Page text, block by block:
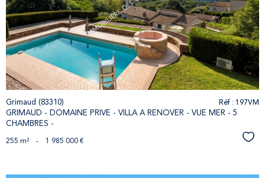
bien
Grimaud (83310)
GRIMAUD - DOMAINE PRIVE - VILLA A RENOVER - VUE MER - 5
CHAMBRES -
Réf : 197VM
255 m² - 1 985 000 €